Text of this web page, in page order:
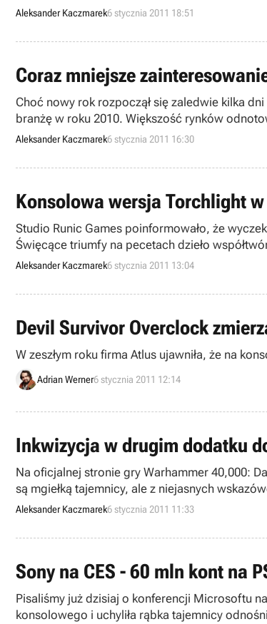
prasowym prace nad niektórymi projektami są
Aleksander Kaczmarek6 stycznia 2011 18:51
Coraz mniejsze
Choć nowy rok rozpoczął się zaledwie kilka
branżę w roku 2010. Większość rynków
Aleksander Kaczmarek6 stycznia 2011 16:30
Konsolowa wersja Torchlight
Studio Runic Games poinformowało, że
Święcące triumfy na pecetach dzieło
Aleksander Kaczmarek6 stycznia 2011 13:04
Devil Survivor Overclock
W zeszłym roku firma Atlus ujawniła, że na
Adrian Werner6 stycznia 2011 12:14
Inkwizycja w drugim dodatku
Na oficjalnej stronie gry Warhammer 40,000:
są mgiełką tajemnicy, ale z niejasnych
więc, że chodzi o Inkwizycję.
Aleksander Kaczmarek6 stycznia 2011 11:33
Sony na CES - 60 mln kont na
Pisaliśmy już dzisiaj o konferencji Microsoftu
konsolowego i uchyliła rąbka tajemnicy